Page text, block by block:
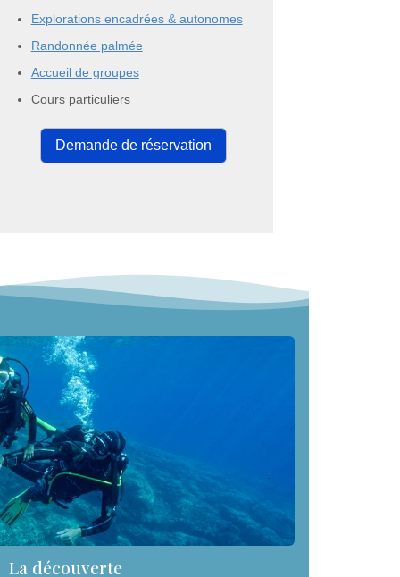
Explorations encadrées & autonomes
Randonnée palmée
Accueil de groupes
Cours particuliers
Demande de réservation
La découverte